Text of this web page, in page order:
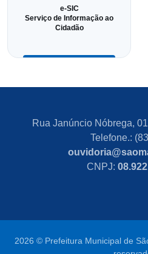
e-SIC
Serviço de Informação ao
Cidadão
Rua Janúncio Nóbrega,
Telefone.:
CNPJ:
2026 © Prefeitura Municipal de